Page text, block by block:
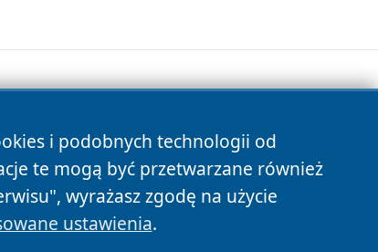
i podobnych technologii od
te mogą być przetwarzane również
wyrażasz zgodę na użycie
ustawienia.